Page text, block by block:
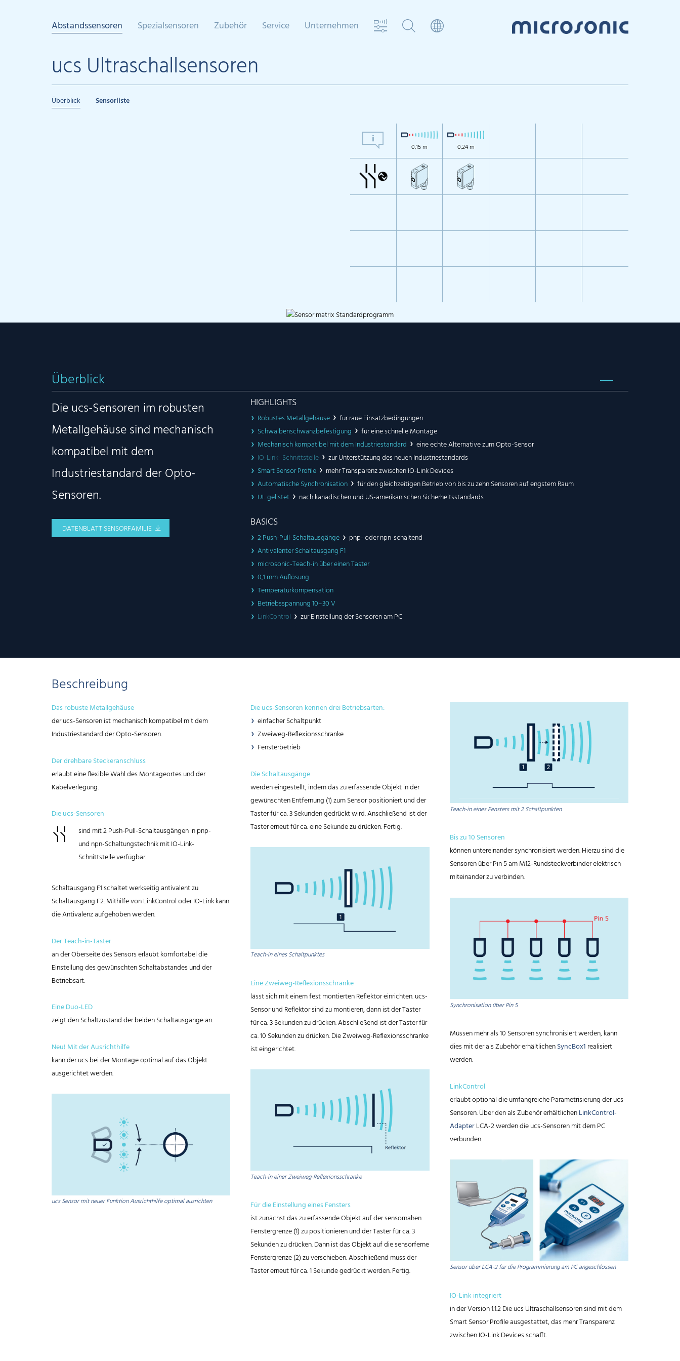
Abstandssensoren Spezialsensoren Zubehör Service Unternehmen
ucs Ultraschallsensoren
Überblick Sensorliste
0,15 m 0,24 m
Überblick
Die ucs-Sensoren im robusten
Metallgehäuse sind mechanisch
kompatibel mit dem
Industriestandard der Opto-
Sensoren.
DATENBLATT SENSORFAMILIE
HIGHLIGHTS
Robustes Metallgehäuse
für raue Einsatzbedingungen
Schwalbenschwanzbefestigung
für eine schnelle Montage
Mechanisch kompatibel mit dem Industriestandard
eine echte Alternative zum Opto-Sensor
IO-Link- Schnittstelle
zur Unterstützung des neuen Industriestandards
Smart Sensor Profile
mehr Transparenz zwischen IO-Link Devices
Automatische Synchronisation
für den gleichzeitigen Betrieb von bis zu zehn Sensoren auf engstem Raum
UL gelistet
nach kanadischen und US-amerikanischen Sicherheitsstandards
BASICS
2 Push-Pull-Schaltausgänge
pnp- oder npn-schaltend
Antivalenter Schaltausgang F1
microsonic-Teach-in über einen Taster
0,1 mm Auflösung
Temperaturkompensation
Betriebsspannung 10–30 V
LinkControl
zur Einstellung der Sensoren am PC
Beschreibung
Das robuste Metallgehäuse
der ucs-Sensoren ist mechanisch kompatibel mit dem
Industriestandard der Opto-Sensoren.
Der drehbare Steckeranschluss
erlaubt eine flexible Wahl des Montageortes und der
Kabelverlegung.
Die ucs-Sensoren
sind mit 2 Push-Pull-Schaltausgängen in pnp-
und npn-Schaltungstechnik mit IO-Link-
Schnittstelle verfügbar.
Schaltausgang F1 schaltet werkseitig antivalent zu
Schaltausgang F2. Mithilfe von LinkControl oder IO-Link kann
die Antivalenz aufgehoben werden.
Der Teach-in-Taster
an der Oberseite des Sensors erlaubt komfortabel die
Einstellung des gewünschten Schaltabstandes und der
Betriebsart.
Eine Duo-LED
zeigt den Schaltzustand der beiden Schaltausgänge an.
Neu! Mit der Ausrichthilfe
kann der ucs bei der Montage optimal auf das Objekt
ausgerichtet werden.
ucs Sensor mit neuer Funktion Ausrichthilfe optimal ausrichten
Die ucs-Sensoren kennen drei Betriebsarten:
einfacher Schaltpunkt
Zweiweg-Reflexionsschranke
Fensterbetrieb
Die Schaltausgänge
werden eingestellt, indem das zu erfassende Objekt in der
gewünschten Entfernung (1) zum Sensor positioniert und der
Taster für ca. 3 Sekunden gedrückt wird. Anschließend ist der
Taster erneut für ca. eine Sekunde zu drücken. Fertig.
Teach-in eines Schaltpunktes
Eine Zweiweg-Reflexionsschranke
lässt sich mit einem fest montierten Reflektor einrichten. ucs-
Sensor und Reflektor sind zu montieren, dann ist der Taster
für ca. 3 Sekunden zu drücken. Abschließend ist der Taster für
ca. 10 Sekunden zu drücken. Die Zweiweg-Reflexionsschranke
ist eingerichtet.
Teach-in einer Zweiweg-Reflexionsschranke
Für die Einstellung eines Fensters
ist zunächst das zu erfassende Objekt auf der sensornahen
Fenstergrenze (1) zu positionieren und der Taster für ca. 3
Sekunden zu drücken. Dann ist das Objekt auf die sensorferne
Fenstergrenze (2) zu verschieben. Abschließend muss der
Taster erneut für ca. 1 Sekunde gedrückt werden. Fertig.
Teach-in eines Fensters mit 2 Schaltpunkten
Bis zu 10 Sensoren
können untereinander synchronisiert werden. Hierzu sind die
Sensoren über Pin 5 am M12-Rundsteckverbinder elektrisch
miteinander zu verbinden.
Synchronisation über Pin 5
Müssen mehr als 10 Sensoren synchronisiert werden, kann
dies mit der als Zubehör erhältlichenSyncBox1 realisiert
werden.
LinkControl
erlaubt optional die umfangreiche Parametrisierung der ucs-
Sensoren. Über den als Zubehör erhältlichenLinkControl-
AdapterLCA-2 werden die ucs-Sensoren mit dem PC
verbunden.
Sensor über LCA-2 für die Programmierung am PC angeschlossen
IO-Link integriert
in der Version 1.1.2 Die ucs Ultraschallsensoren sind mit dem
Smart Sensor Profile ausgestattet, das mehr Transparenz
zwischen IO-Link Devices schafft.